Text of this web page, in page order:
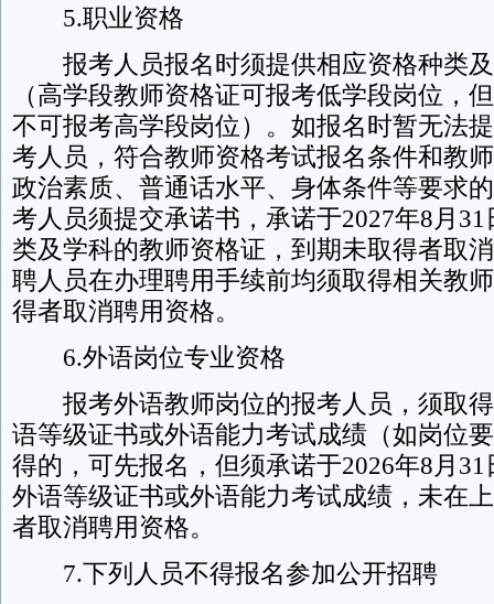
5.职业资格
报考人员报名时须提供相应资格种类及
（高学段教师资格证可报考低学段岗位，
不可报考高学段岗位）。如报名时暂无法
考人员，符合教师资格考试报名条件和教
政治素质、普通话水平、身体条件等要求
考人员须提交承诺书，承诺于2027年8月
类及学科的教师资格证，到期未取得者取
聘人员在办理聘用手续前均须取得相关教
得者取消聘用资格。
6.外语岗位专业资格
报考外语教师岗位的报考人员，须取得
语等级证书或外语能力考试成绩（如岗位
得的，可先报名，但须承诺于2026年8月
外语等级证书或外语能力考试成绩，未在
者取消聘用资格。
7.下列人员不得报名参加公开招聘